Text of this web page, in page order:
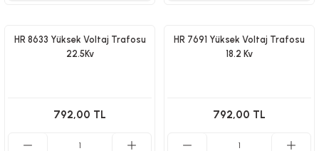
HR 8633 Yüksek Voltaj Trafosu
22.5Kv
792,00 TL
HR 7691 Yüksek Voltaj Trafosu
18.2 Kv
792,00 TL